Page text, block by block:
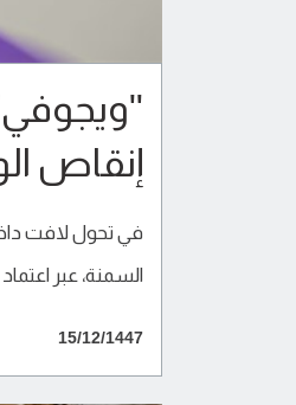
إنقاص
في تحول لافت
السمنة، عبر
15/12/1447